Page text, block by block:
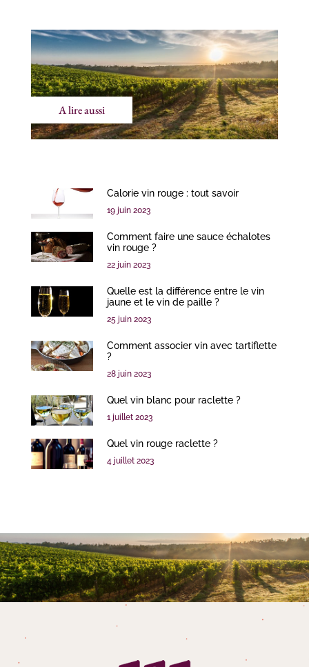
A lire aussi
Calorie vin rouge : tout savoir
19 juin 2023
Comment faire une sauce échalotes
vin rouge ?
22 juin 2023
Quelle est la différence entre le vin
jaune et le vin de paille ?
25 juin 2023
Comment associer vin avec tartiflette
?
28 juin 2023
Quel vin blanc pour raclette ?
1 juillet 2023
Quel vin rouge raclette ?
4 juillet 2023